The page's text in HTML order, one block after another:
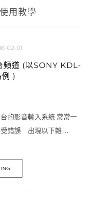
用教學
02-01
頻道 (以SONY KDL-
)
的影音輸入系統 常常一
錯誤 出現以下雜 …